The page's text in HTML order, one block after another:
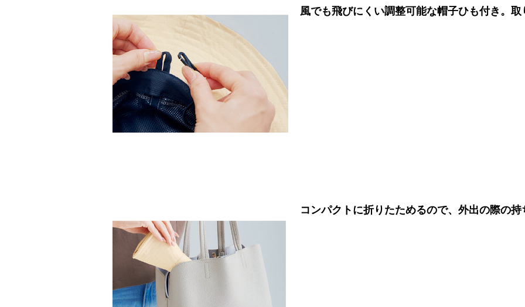
風でも飛びにくい調整可能な帽子ひも付き。取
コンパクトに折りたためるので、外出の際の持